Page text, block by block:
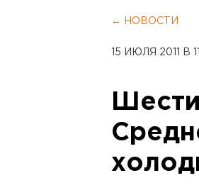
← НОВОСТИ
15 ИЮЛЯ 2011 В